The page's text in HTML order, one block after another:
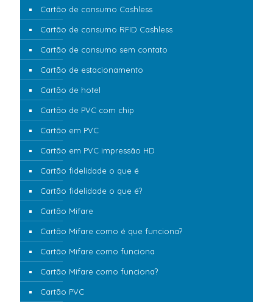
Cartão de consumo Cashless
Cartão de consumo RFID Cashless
Cartão de consumo sem contato
Cartão de estacionamento
Cartão de hotel
Cartão de PVC com chip
Cartão em PVC
Cartão em PVC impressão HD
Cartão fidelidade o que é
Cartão fidelidade o que é?
Cartão Mifare
Cartão Mifare como é que funciona?
Cartão Mifare como funciona
Cartão Mifare como funciona?
Cartão PVC